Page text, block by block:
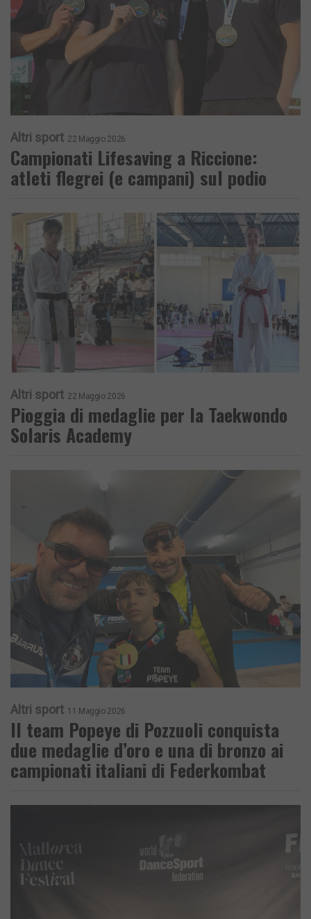
Altri sport 22 Maggio 2026
Campionati Lifesaving a Riccione:
atleti flegrei (e campani) sul podio
Altri sport 22 Maggio 2026
Pioggia di medaglie per la Taekwondo
Solaris Academy
Altri sport 11 Maggio 2026
Il team Popeye di Pozzuoli conquista
due medaglie d’oro e una di bronzo ai
campionati italiani di Federkombat